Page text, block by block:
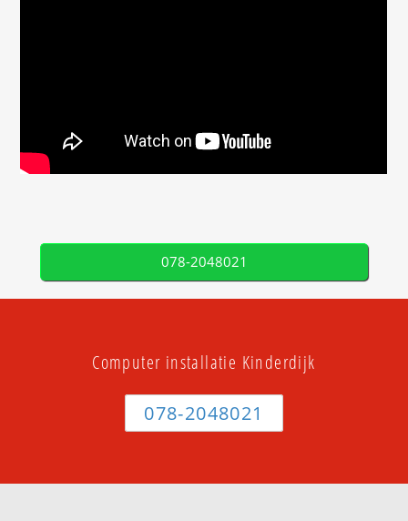
078-2048021
Computer installatie Kinderdijk
078-2048021